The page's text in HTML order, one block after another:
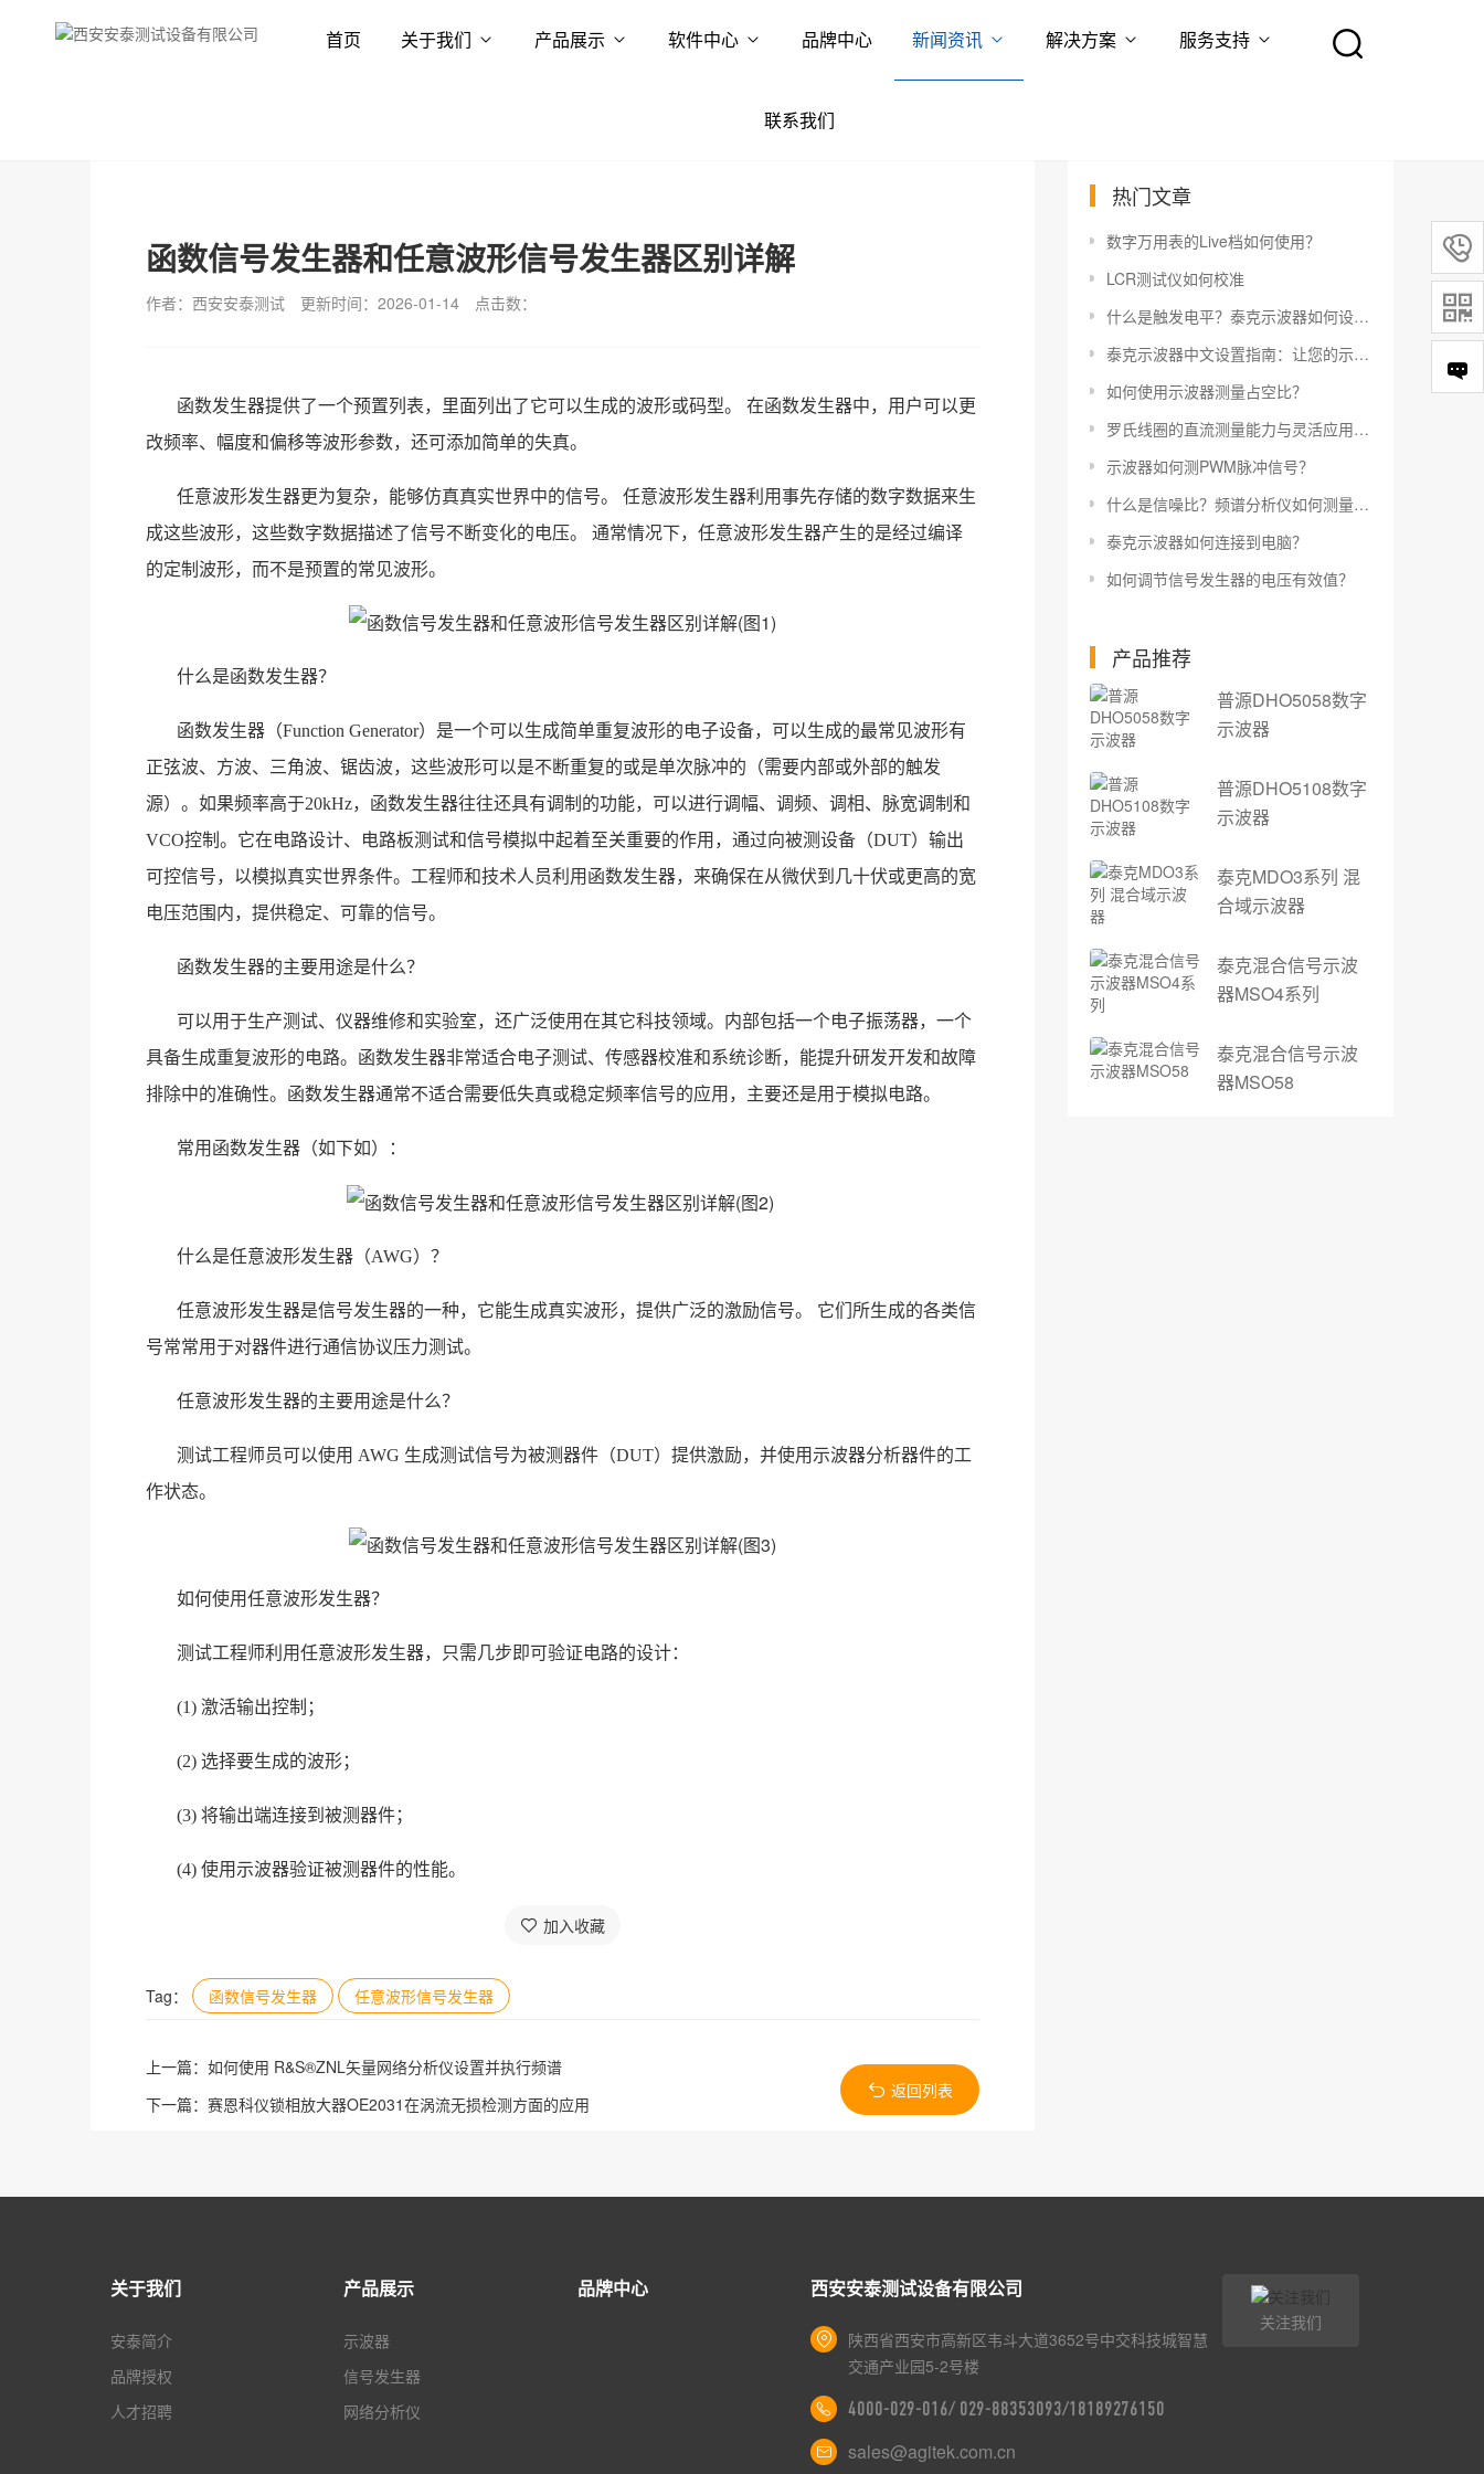
首页 关于我们 产品展示 软件中心 品牌中心 新闻资讯 解决方案 服务支持
联系我们
函数信号发生器和任意波形信号发生器区别详解
作者：西安安泰测试 更新时间：2026-01-14 点击数：
函数发生器提供了一个预置列表，里面列出了它可以生成的波形或码型。 在函数发生器中，用户可以更
改频率、幅度和偏移等波形参数，还可添加简单的失真。
任意波形发生器更为复杂，能够仿真真实世界中的信号。 任意波形发生器利用事先存储的数字数据来生
成这些波形，这些数字数据描述了信号不断变化的电压。 通常情况下，任意波形发生器产生的是经过编译
的定制波形，而不是预置的常见波形。
什么是函数发生器？
函数发生器（Function Generator）是一个可以生成简单重复波形的电子设备，可以生成的最常见波形有
正弦波、方波、三角波、锯齿波，这些波形可以是不断重复的或是单次脉冲的（需要内部或外部的触发
源）。如果频率高于20kHz，函数发生器往往还具有调制的功能，可以进行调幅、调频、调相、脉宽调制和
VCO控制。它在电路设计、电路板测试和信号模拟中起着至关重要的作用，通过向被测设备（DUT）输出
可控信号，以模拟真实世界条件。工程师和技术人员利用函数发生器，来确保在从微伏到几十伏或更高的宽
电压范围内，提供稳定、可靠的信号。
函数发生器的主要用途是什么？
可以用于生产测试、仪器维修和实验室，还广泛使用在其它科技领域。内部包括一个电子振荡器，一个
具备生成重复波形的电路。函数发生器非常适合电子测试、传感器校准和系统诊断，能提升研发开发和故障
排除中的准确性。函数发生器通常不适合需要低失真或稳定频率信号的应用，主要还是用于模拟电路。
常用函数发生器（如下如）：
什么是任意波形发生器（AWG）？
任意波形发生器是信号发生器的一种，它能生成真实波形，提供广泛的激励信号。 它们所生成的各类信
号常常用于对器件进行通信协议压力测试。
任意波形发生器的主要用途是什么？
测试工程师员可以使用 AWG 生成测试信号为被测器件（DUT）提供激励，并使用示波器分析器件的工
作状态。
如何使用任意波形发生器？
测试工程师利用任意波形发生器，只需几步即可验证电路的设计：
(1) 激活输出控制；
(2) 选择要生成的波形；
(3) 将输出端连接到被测器件；
(4) 使用示波器验证被测器件的性能。
加入收藏
Tag： 函数信号发生器 任意波形信号发生器
上一篇： 如何使用 R&S®ZNL矢量网络分析仪设置并执行频谱
下一篇： 赛恩科仪锁相放大器OE2031在涡流无损检测方面的应用
返回列表
热门文章
数字万用表的Live档如何使用？
LCR测试仪如何校准
什么是触发电平？泰克示波器如何设置触发电平？
泰克示波器中文设置指南：让您的示波器更易于使用
如何使用示波器测量占空比？
罗氏线圈的直流测量能力与灵活应用指南
示波器如何测PWM脉冲信号？
什么是信噪比？频谱分析仪如何测量信噪比？
泰克示波器如何连接到电脑？
如何调节信号发生器的电压有效值？
产品推荐
普源DHO5058数字
示波器
普源DHO5108数字
示波器
泰克MDO3系列 混
合域示波器
泰克混合信号示波
器MSO4系列
泰克混合信号示波
器MSO58
关于我们
安泰简介
品牌授权
人才招聘
产品展示
示波器
信号发生器
网络分析仪
品牌中心 西安安泰测试设备有限公司
陕西省西安市高新区韦斗大道3652号中交科技城智慧
交通产业园5-2号楼
4000-029-016/ 029-88353093/18189276150
sales@agitek.com.cn
关注我们

